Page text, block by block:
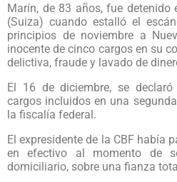
Marín, de 83 años, fue detenido
(Suiza) cuando estalló el
principios de noviembre a
inocente de cinco cargos en su
delictiva, fraude y lavado de
El 16 de diciembre, se
cargos incluidos en una
la fiscalía federal.
El expresidente de la CBF había
en efectivo al momento de
domiciliario, sobre una fianza